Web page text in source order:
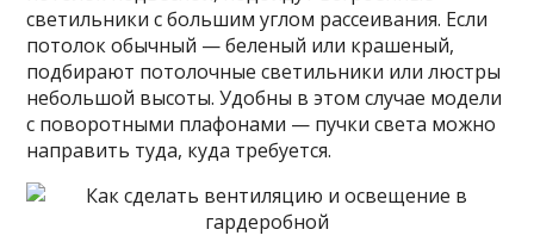
светильники с большим углом рассеивания. Если
потолок обычный — беленый или крашеный,
подбирают потолочные светильники или люстры
небольшой высоты. Удобны в этом случае модели
с поворотными плафонами — пучки света можно
направить туда, куда требуется.